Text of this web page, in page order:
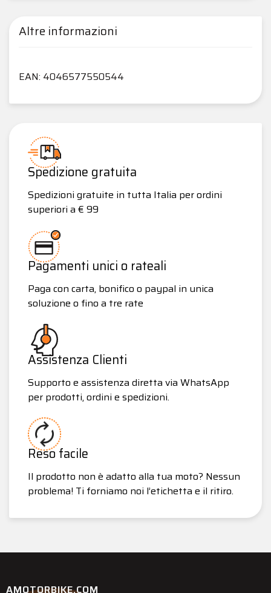
Altre informazioni
EAN: 4046577550544
Spedizione gratuita
Spedizioni gratuite in tutta Italia per ordini
superiori a € 99
Pagamenti unici o rateali
Paga con carta, bonifico o paypal in unica
soluzione o fino a tre rate
Assistenza Clienti
Supporto e assistenza diretta via WhatsApp
per prodotti, ordini e spedizioni.
Reso facile
Il prodotto non è adatto alla tua moto? Nessun
problema! Ti forniamo noi l’etichetta e il ritiro.
AMOTORBIKE.COM